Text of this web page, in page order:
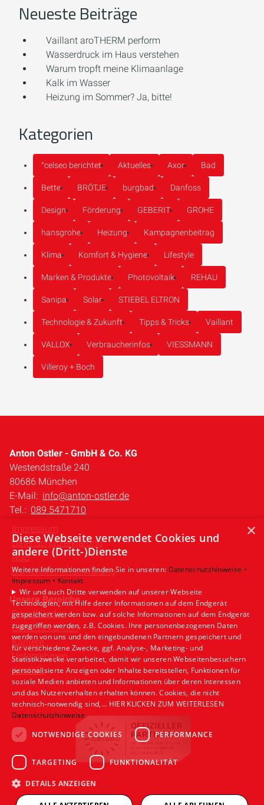
Neueste Beiträge
Vaillant aroTHERM perform
Wasserdruck im Haus verstehen
Warum tropft meine Klimaanlage
Kalk im Wasser
Heizung im Sommer? Ja, bitte!
Kategorien
°celseo berichtet Aktuelles Axor Bad
Bette BRÖTJE burgbad Danfoss
Design Förderung GEBERIT GROHE
hansgrohe Heizung Kampagnenbeitrag
Klima Komfort & Hygiene Lifestyle
Marken & Produkte Photovoltaik REHAU
Sanipa Solar STIEBEL ELTRON
Technologie & Zukunft Tipps & Tricks Vaillant
VALLOX Verbraucherinfos VIESSMANN
Villeroy + Boch
Anton Ostler - GmbH & Co. KG
Westendstraße 240
80686 München
E-Mail: info@anton-ostler.de
Tel.: 089 5471710
Impressum
Datenschutzerklärung
AGB
Barrierefreiheitserklärung
Unsere Bereiche
Privatkunden
Gewerbekunden
Karriere
Unternehmen
Kontakt
×
Diese Webseite verwendet Cookies und
andere (Dritt-)Dienste
Weitere Informationen finden Sie in unseren: Datenschutzhinweise •
Impressum • Kontakt
Wir und auch Dritte verwenden auf unserer Webseite
Technologien, mit Hilfe derer Informationen auf dem Endgerät
gespeichert werden bzw. auf solche Informationen auf dem Endgerät
zugegriffen werden, z.B. Cookies. Ihre personenbezogenen Daten
werden von uns und den eingebundenen Partnern gespeichert und
für verschiedene Zwecke, ggf. Analyse-, Marketing- und
Statistikzwecke verarbeitet, damit wir unseren Webseitenbesuchern
personalisierte Anzeigen oder Inhalte bereitstellen, Funktionen für
soziale Medien anbieten und Informationen über deren Interessen
und das Nutzerverhalten erhalten können. Cookies, die nicht
technisch-notwendig sind,... HIER KLICKEN ZUM WEITERLESEN
Datenschutzhinweise
NOTWENDIGE COOKIES
PERFORMANCE
TARGETING FUNKTIONALITÄT
DETAILS ANZEIGEN